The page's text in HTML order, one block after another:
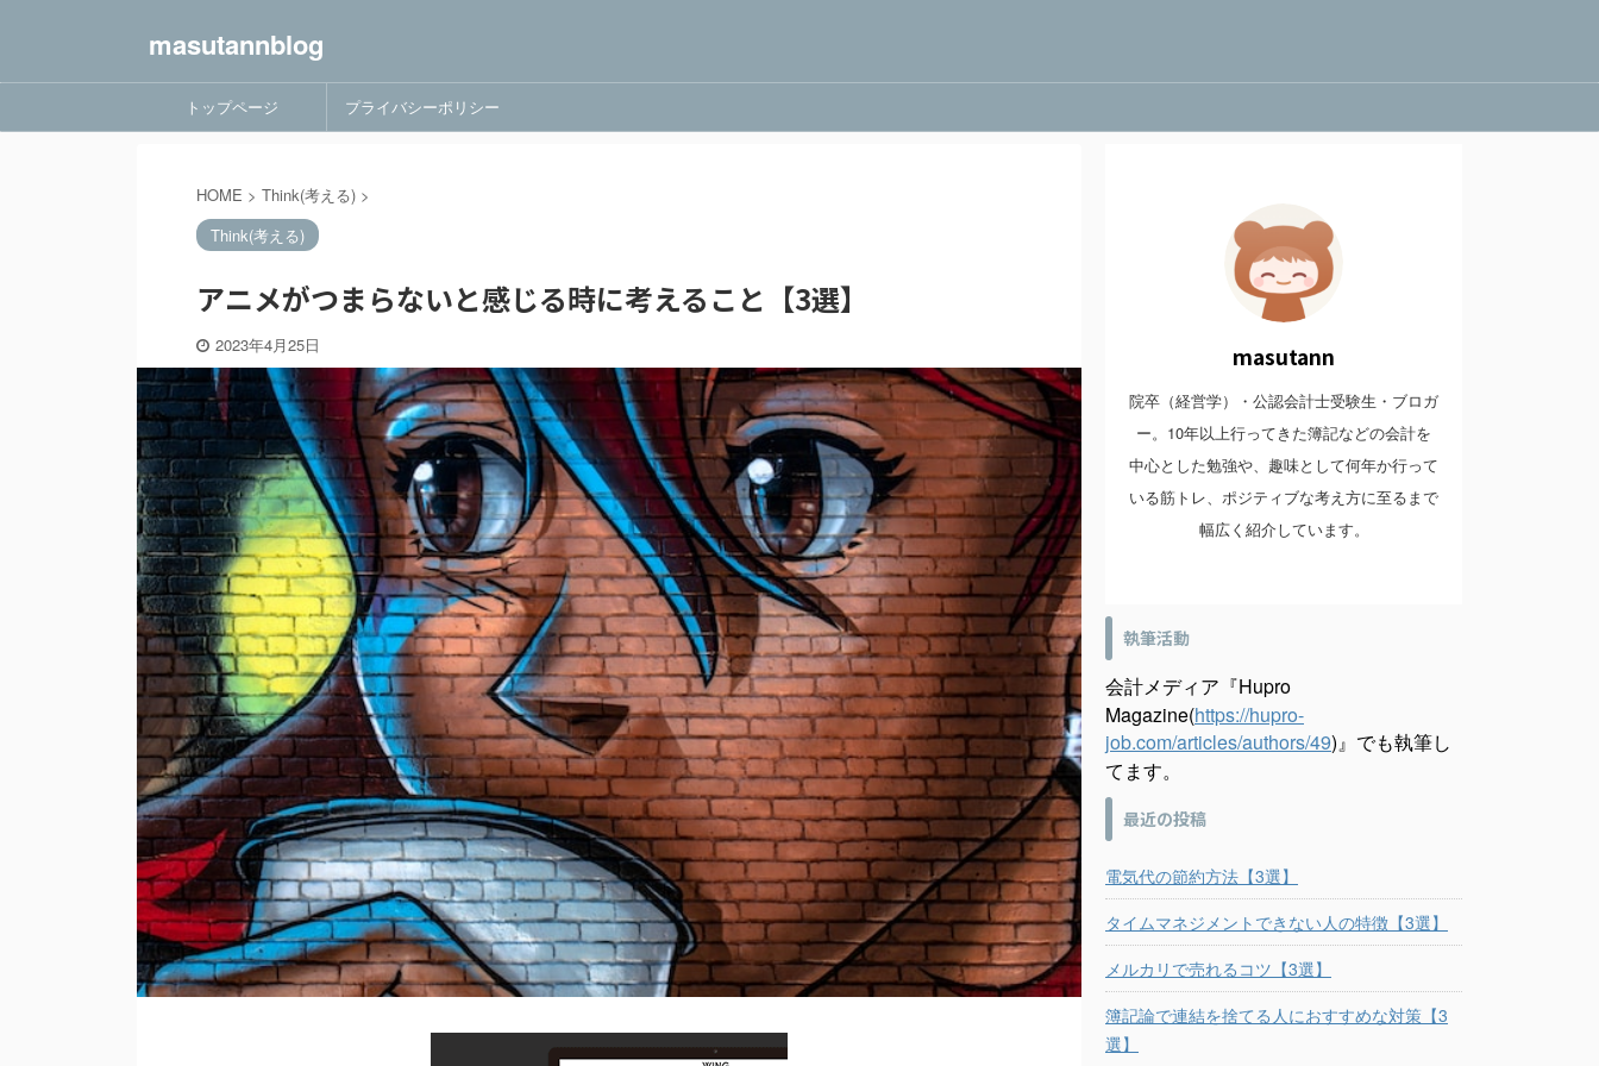
masutannblog
トップページ プライバシーポリシー
HOME > Think(考える) >
Think(考える)
アニメがつまらないと感じる時に考えること【3選】
2023年4月25日 masutann
院卒（経営学）・公認会計士受験生・ブロガ
ー。10年以上行ってきた簿記などの会計を
中心とした勉強や、趣味として何年か行って
いる筋トレ、ポジティブな考え方に至るまで
幅広く紹介しています。
執筆活動
会計メディア『Hupro
Magazine(https://hupro-
job.com/articles/authors/49)』でも執筆し
てます。
最近の投稿
電気代の節約方法【3選】
タイムマネジメントできない人の特徴【3選】
メルカリで売れるコツ【3選】
簿記論で連結を捨てる人におすすめな対策【3
選】